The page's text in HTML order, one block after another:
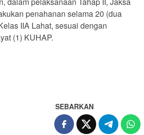
penahanan selama 20 (dua
IIA Lahat, sesuai dengan
(1) KUHAP.
SEBARKAN